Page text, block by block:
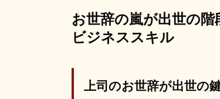
お世辞の嵐が出世の
ビジネススキル
上司のお世辞が出世の